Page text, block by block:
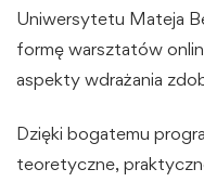
Uniwersytetu Mateja
formę warsztatów
aspekty wdrażania
Dzięki bogatemu
teoretyczne,